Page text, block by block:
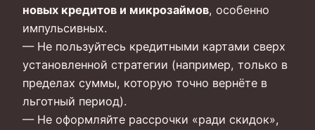
новых кредитов и микрозаймов, особенно
импульсивных.
— Не пользуйтесь кредитными картами сверх
установленной стратегии (например, только в
пределах суммы, которую точно вернёте в
льготный период).
— Не оформляйте рассрочки «ради скидок»,